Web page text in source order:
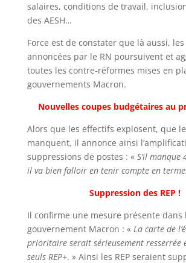
salaires, conditions de travail,
des AESH…
Force est de constater que là aussi,
annoncées par le RN poursuivent et
toutes les contre-réformes mises en
gouvernements Macron.
Nouvelles coupes budgétaires au
Alors que les effectifs explosent, que
manquent, il annonce ainsi
suppressions de postes : « S’il manque
il va bien falloir en tenir compte en
Suppression des REP !
Il confirme une mesure présente dans
gouvernement Macron : « La carte de
prioritaire serait sérieusement resserrée
seuls REP+. » Ainsi les REP seraient